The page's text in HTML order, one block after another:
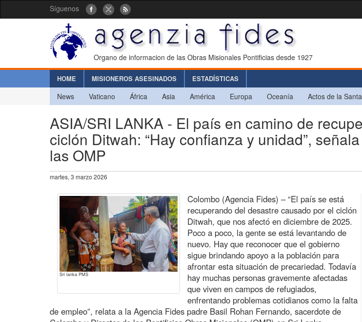
Síguenos
Organo de informacion de las Obras Misionales Pontificias desde 1927
HOME MISIONEROS ASESINADOS ESTADÍSTICAS
News Vaticano África Asia América Europa Oceanía Actos de la
ASIA/SRI LANKA - El país en camino de
ciclón Ditwah: “Hay confianza y unidad”,
las OMP
martes, 3 marzo 2026
Sri lanka PMS
Colombo (Agencia Fides) – “El país se está
recuperando del desastre causado por el ciclón
Ditwah, que nos afectó en diciembre de 2025.
Poco a poco, la gente se está levantando de
nuevo. Hay que reconocer que el gobierno
sigue brindando apoyo a la población para
afrontar esta situación de precariedad. Todavía
hay muchas personas gravemente afectadas
que viven en campos de refugiados,
enfrentando problemas cotidianos como la falta
de empleo”, relata a la Agencia Fides padre Basil Rohan Fernando, sacerdote de